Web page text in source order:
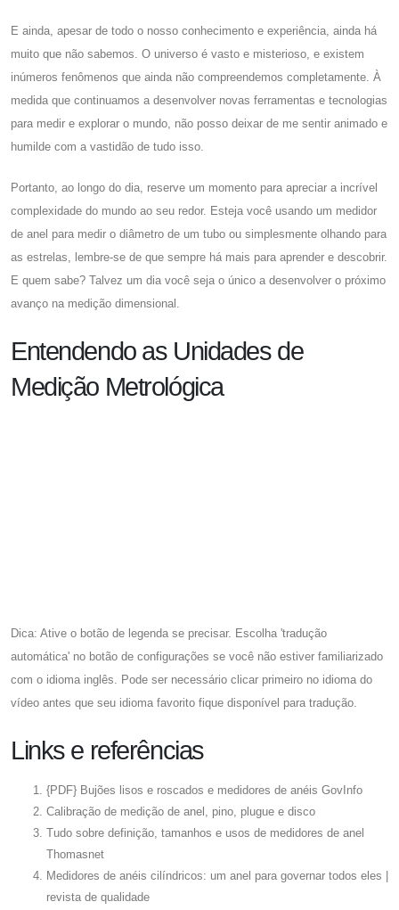
E ainda, apesar de todo o nosso conhecimento e experiência, ainda há
muito que não sabemos. O universo é vasto e misterioso, e existem
inúmeros fenômenos que ainda não compreendemos completamente. À
medida que continuamos a desenvolver novas ferramentas e tecnologias
para medir e explorar o mundo, não posso deixar de me sentir animado e
humilde com a vastidão de tudo isso.
Portanto, ao longo do dia, reserve um momento para apreciar a incrível
complexidade do mundo ao seu redor. Esteja você usando um medidor
de anel para medir o diâmetro de um tubo ou simplesmente olhando para
as estrelas, lembre-se de que sempre há mais para aprender e descobrir.
E quem sabe? Talvez um dia você seja o único a desenvolver o próximo
avanço na medição dimensional.
Entendendo as Unidades de
Medição Metrológica
Dica: Ative o botão de legenda se precisar. Escolha 'tradução
automática' no botão de configurações se você não estiver familiarizado
com o idioma inglês. Pode ser necessário clicar primeiro no idioma do
vídeo antes que seu idioma favorito fique disponível para tradução.
Links e referências
{PDF} Bujões lisos e roscados e medidores de anéis GovInfo
Calibração de medição de anel, pino, plugue e disco
Tudo sobre definição, tamanhos e usos de medidores de anel
Thomasnet
Medidores de anéis cilíndricos: um anel para governar todos eles |
revista de qualidade